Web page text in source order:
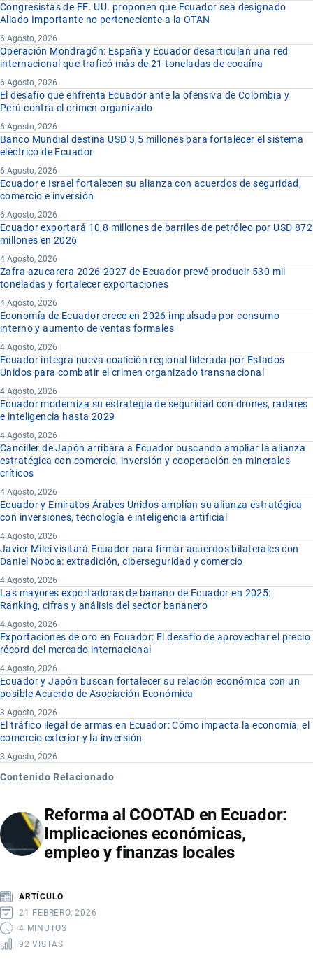
Congresistas de EE. UU. proponen que Ecuador sea designado
Aliado Importante no perteneciente a la OTAN
6 Agosto, 2026
Operación Mondragón: España y Ecuador desarticulan una red
internacional que traficó más de 21 toneladas de cocaína
6 Agosto, 2026
El desafío que enfrenta Ecuador ante la ofensiva de Colombia y
Perú contra el crimen organizado
6 Agosto, 2026
Banco Mundial destina USD 3,5 millones para fortalecer el sistema
eléctrico de Ecuador
6 Agosto, 2026
Ecuador e Israel fortalecen su alianza con acuerdos de seguridad,
comercio e inversión
6 Agosto, 2026
Ecuador exportará 10,8 millones de barriles de petróleo por USD 872
millones en 2026
4 Agosto, 2026
Zafra azucarera 2026-2027 de Ecuador prevé producir 530 mil
toneladas y fortalecer exportaciones
4 Agosto, 2026
Economía de Ecuador crece en 2026 impulsada por consumo
interno y aumento de ventas formales
4 Agosto, 2026
Ecuador integra nueva coalición regional liderada por Estados
Unidos para combatir el crimen organizado transnacional
4 Agosto, 2026
Ecuador moderniza su estrategia de seguridad con drones, radares
e inteligencia hasta 2029
4 Agosto, 2026
Canciller de Japón arribara a Ecuador buscando ampliar la alianza
estratégica con comercio, inversión y cooperación en minerales
críticos
4 Agosto, 2026
Ecuador y Emiratos Árabes Unidos amplían su alianza estratégica
con inversiones, tecnología e inteligencia artificial
4 Agosto, 2026
Javier Milei visitará Ecuador para firmar acuerdos bilaterales con
Daniel Noboa: extradición, ciberseguridad y comercio
4 Agosto, 2026
Las mayores exportadoras de banano de Ecuador en 2025:
Ranking, cifras y análisis del sector bananero
4 Agosto, 2026
Exportaciones de oro en Ecuador: El desafío de aprovechar el precio
récord del mercado internacional
4 Agosto, 2026
Ecuador y Japón buscan fortalecer su relación económica con un
posible Acuerdo de Asociación Económica
3 Agosto, 2026
El tráfico ilegal de armas en Ecuador: Cómo impacta la economía, el
comercio exterior y la inversión
3 Agosto, 2026
Contenido Relacionado
Reforma al COOTAD en Ecuador:
Implicaciones económicas,
empleo y finanzas locales
ARTÍCULO
21 FEBRERO, 2026
4 MINUTOS
92 VISTAS